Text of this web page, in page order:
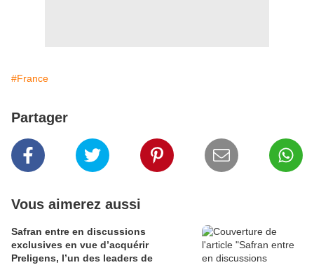
#France
Partager
Vous aimerez aussi
Safran entre en discussions
exclusives en vue d’acquérir
Preligens, l’un des leaders de